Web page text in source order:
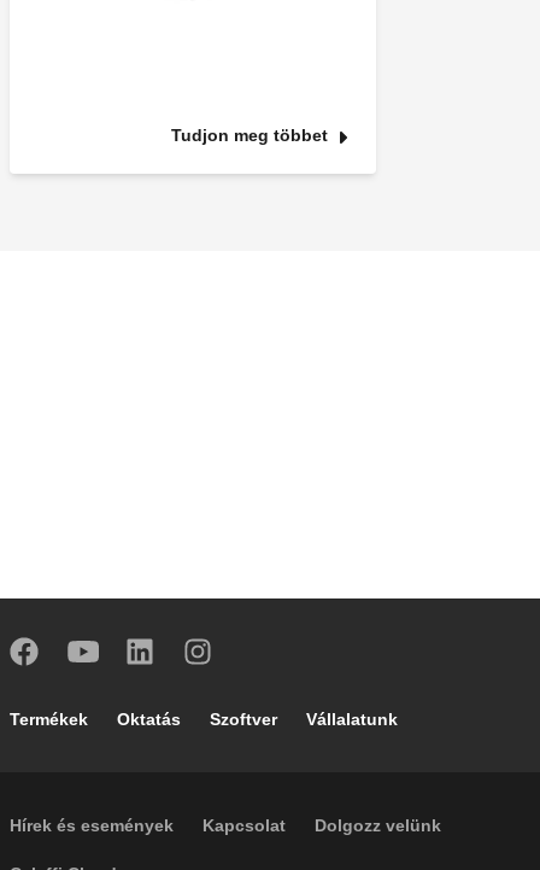
Tudjon meg többet
Footer main navigation
Termékek Oktatás Szoftver Vállalatunk
Footer secondary navigation
Hírek és események Kapcsolat Dolgozz velünk